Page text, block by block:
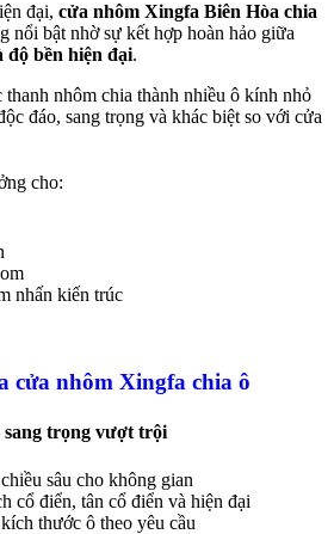
đại, cửa nhôm Xingfa Biên Hòa chia
nổi bật nhờ sự kết hợp hoàn hảo giữa
độ bền hiện đại.
nhôm chia thành nhiều ô kính nhỏ
đáo, sang trọng và khác biệt so với cửa
cho:
nhấn kiến trúc
cửa nhôm Xingfa chia ô
trọng vượt trội
sâu cho không gian
cổ điển, tân cổ điển và hiện đại
thước ô theo yêu cầu